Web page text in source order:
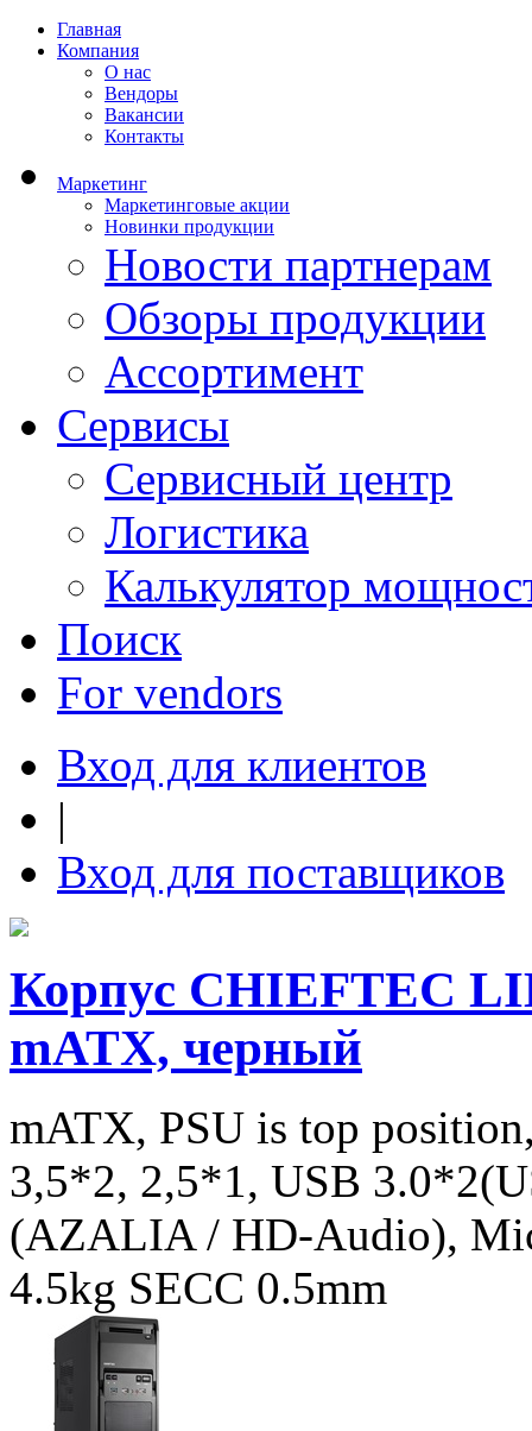
Главная
Компания
О нас
Вендоры
Вакансии
Контакты
Маркетинг
Маркетинговые акции
Новинки продукции
Новости партнерам
Обзоры продукции
Ассортимент
Сервисы
Сервисный центр
Логистика
Калькулятор
Поиск
For vendors
Вход для клиентов
|
Вход для поставщиков
Корпус CHIEFTEC
mATX, черный
mATX, PSU is top
3,5*2, 2,5*1, USB
(AZALIA / HD-Audio),
4.5kg SECC 0.5mm